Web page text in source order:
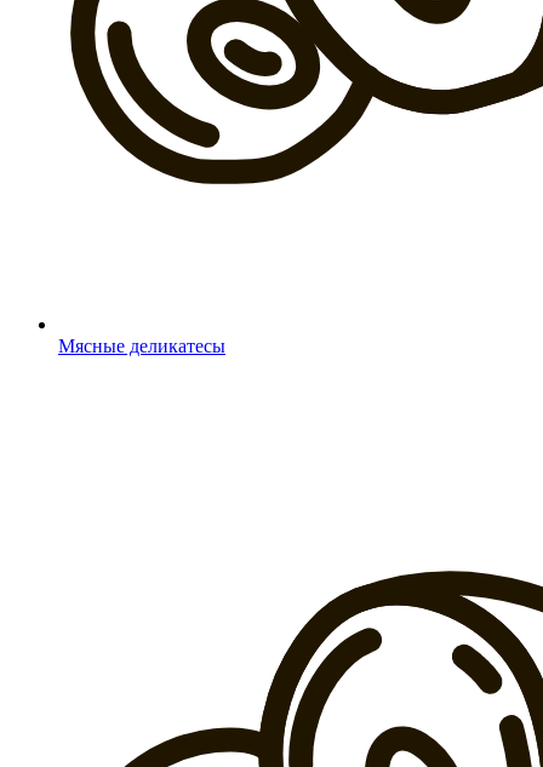
Мясные деликатесы